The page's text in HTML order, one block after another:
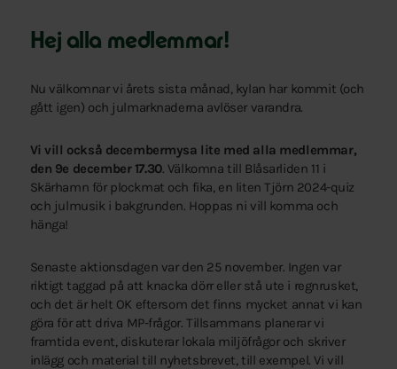
Hej alla medlemmar!
Nu välkomnar vi årets sista månad, kylan har kommit (och
gått igen) och julmarknaderna avlöser varandra.
Vi vill också decembermysa lite med alla medlemmar,
den 9e december 17.30. Välkomna till Blåsarliden 11 i
Skärhamn för plockmat och fika, en liten Tjörn 2024-quiz
och julmusik i bakgrunden. Hoppas ni vill komma och
hänga!
Senaste aktionsdagen var den 25 november. Ingen var
riktigt taggad på att knacka dörr eller stå ute i regnrusket,
och det är helt OK eftersom det finns mycket annat vi kan
göra för att driva MP-frågor. Tillsammans planerar vi
framtida event, diskuterar lokala miljöfrågor och skriver
inlägg och material till nyhetsbrevet, till exempel. Vi vill